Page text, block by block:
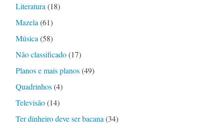
Literatura (18)
Mazela (61)
Música (58)
Não classificado(17)
Planos e mais planos(49)
Quadrinhos(4)
Televisão(14)
Ter dinheiro deve ser bacana (34)